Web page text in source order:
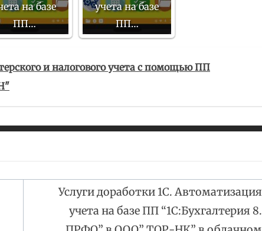
на базе
ПП…
учета на базе
ПП…
и налогового учета с помощью ПП
Услуги доработки 1С. Автоматизация
учета на базе ПП “1С:Бухгалтерия 8.